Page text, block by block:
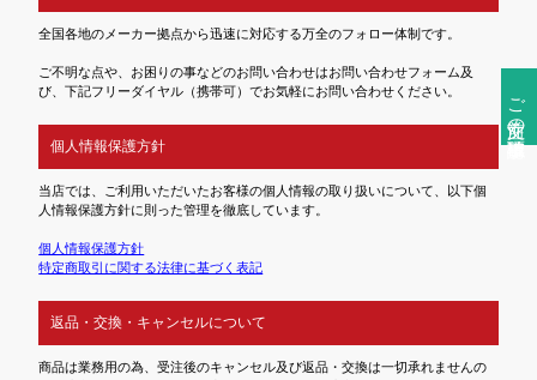
ご注文前の確認事項
全国各地のメーカー拠点から迅速に対応する万全のフォロー体制です。
ご不明な点や、お困りの事などのお問い合わせはお問い合わせフォーム及
び、下記フリーダイヤル（携帯可）でお気軽にお問い合わせください。
個人情報保護方針
当店では、ご利用いただいたお客様の個人情報の取り扱いについて、以下個
人情報保護方針に則った管理を徹底しています。
個人情報保護方針
特定商取引に関する法律に基づく表記
返品・交換・キャンセルについて
商品は業務用の為、受注後のキャンセル及び返品・交換は一切承れませんの